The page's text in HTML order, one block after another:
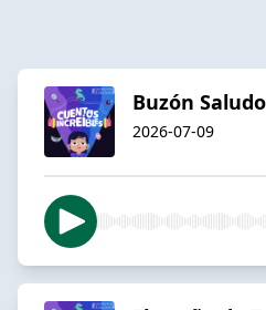
Buzón
2026-07-09